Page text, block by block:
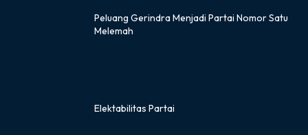
Peluang Gerindra Menjadi Partai Nomor Satu
Melemah
Elektabilitas Partai